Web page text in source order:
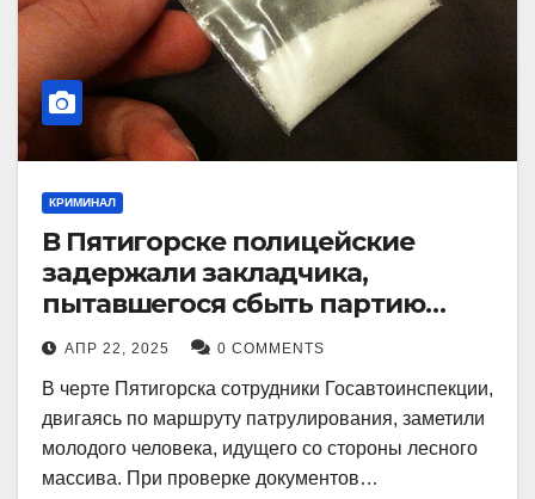
КРИМИНАЛ
В Пятигорске полицейские
задержали закладчика,
пытавшегося сбыть партию
синтетического наркотика
АПР 22, 2025 0 COMMENTS
В черте Пятигорска сотрудники Госавтоинспекции,
двигаясь по маршруту патрулирования, заметили
молодого человека, идущего со стороны лесного
массива. При проверке документов…